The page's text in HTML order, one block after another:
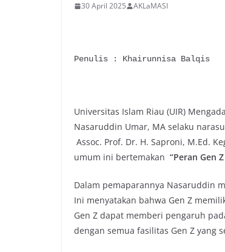
30 April 2025 AKLaMASI
Penulis : Khairunnisa Balqis
Universitas Islam Riau (UIR)
Nasaruddin Umar, MA selaku
Assoc. Prof. Dr. H. Saproni, M.Ed.
umum ini bertemakan “Peran Gen
Dalam pemaparannya Nasaruddin
Ini menyatakan bahwa Gen Z
Gen Z dapat memberi pengaruh
dengan semua fasilitas Gen Z yang